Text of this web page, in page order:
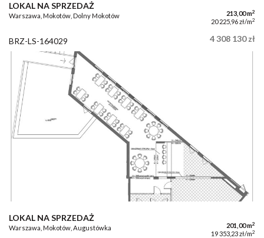
LOKAL NA SPRZEDAŻ
Warszawa, Mokotów, Dolny Mokotów 213,00 m2
20 225,96 zł/m2
BRZ-LS-164029 4 308 130 zł
LOKAL NA SPRZEDAŻ
Warszawa, Mokotów, Augustówka 201,00 m2
19 353,23 zł/m2